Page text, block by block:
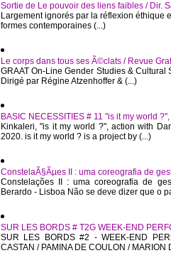
Sortie de Le pouvoir des liens faibles / Dir.
Largement ignorés par la réflexion
formes contemporaines (...)
Le corps dans tous ses Ã©clats / Revue
GRAAT On-Line Gender Studies &
Dirigé par Régine Atzenhoffer & (...)
BASIC NECESSITIES # 11 "is it my world
Kinkaleri, "is it my world ?", action with
2020. is it my world ? is a project by (...)
ConstelaÃ§Ãµes II : uma coreografia de
Constelações II : uma coreografia de
Berardo - Lisboa Não se deve dizer que o
SUR LES BORDS # T2G WEEK-END
SUR LES BORDS #2 - WEEK-END
CASTAN / PAMINA DE COULON / MARION